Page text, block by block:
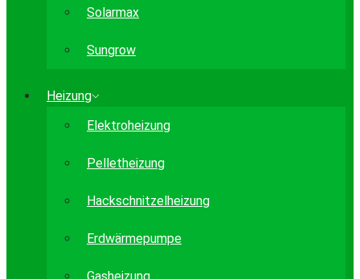
Solarmax
Sungrow
Heizung
Elektroheizung
Pelletheizung
Hackschnitzelheizung
Erdwärmepumpe